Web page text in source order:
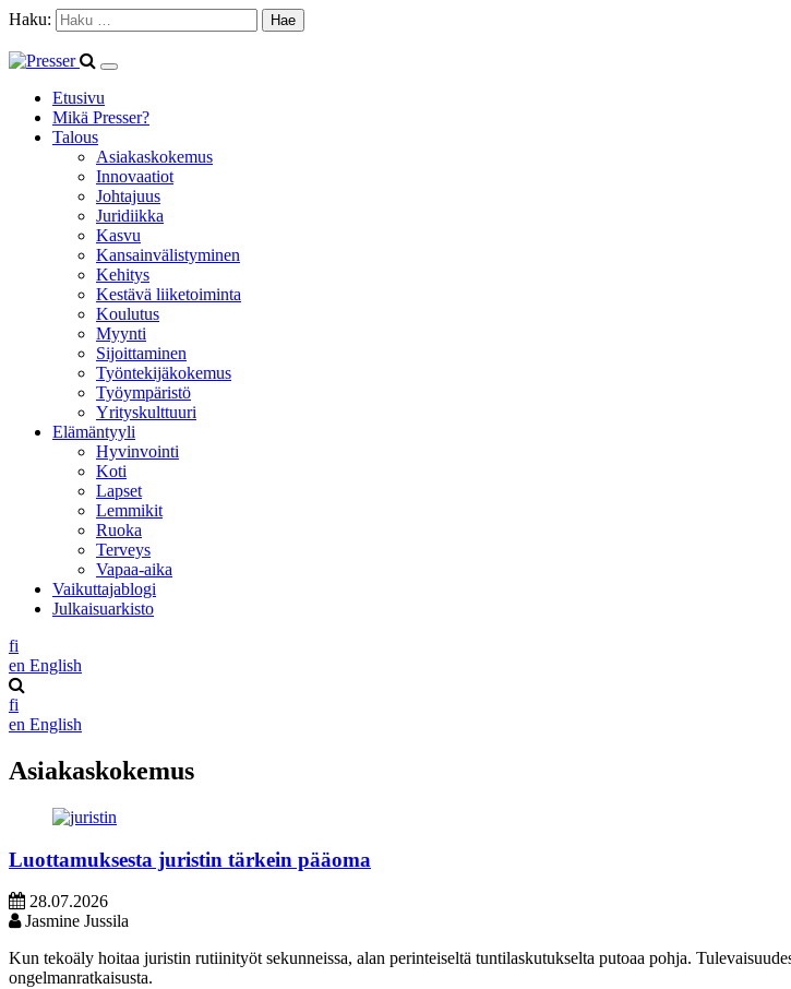
Haku:
Etusivu
Mikä Presser?
Talous
Asiakaskokemus
Innovaatiot
Johtajuus
Juridiikka
Kasvu
Kansainvälistyminen
Kehitys
Kestävä liiketoiminta
Koulutus
Myynti
Sijoittaminen
Työntekijäkokemus
Työympäristö
Yrityskulttuuri
Elämäntyyli
Hyvinvointi
Koti
Lapset
Lemmikit
Ruoka
Terveys
Vapaa-aika
Vaikuttajablogi
Julkaisuarkisto
fi
en English
fi
en English
Asiakaskokemus
Luottamuksesta juristin tärkein pääoma
28.07.2026
Jasmine Jussila
Kun tekoäly hoitaa juristin rutiinityöt sekunneissa, alan perinteiseltä tuntilaskutukselta putoaa pohja.
ongelmanratkaisusta.